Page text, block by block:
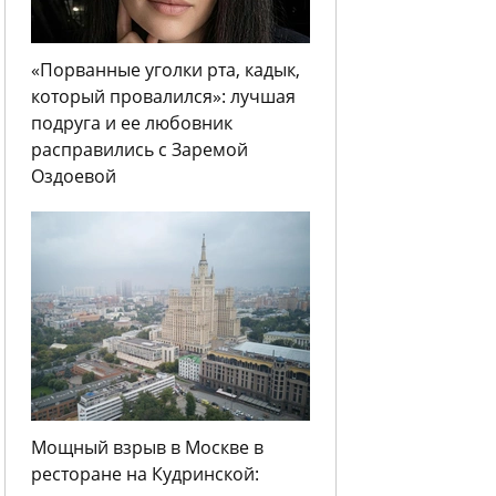
«Порванные уголки рта, кадык,
который провалился»: лучшая
подруга и ее любовник
расправились с Заремой
Оздоевой
Мощный взрыв в Москве в
ресторане на Кудринской: